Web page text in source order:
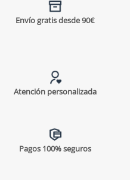
Envío gratis desde 90€
Atención personalizada
Pagos 100% seguros